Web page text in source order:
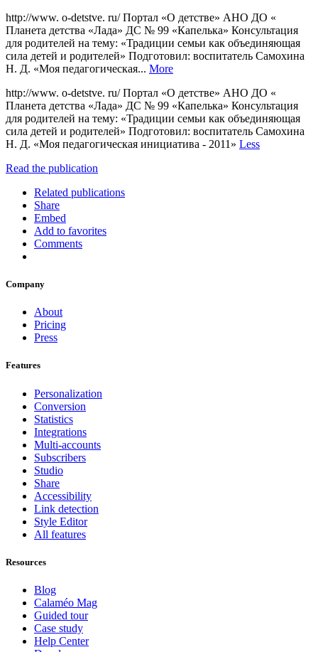
http://www. o-detstve. ru/ Портал «О детстве» АНО ДО «
Планета детства «Лада» ДС № 99 «Капелька» Консультация
для родителей на тему: «Традиции семьи как объединяющая
сила детей и родителей» Подготовил: воспитатель Самохина
Н. Д. «Моя педагогическая... More
http://www. o-detstve. ru/ Портал «О детстве» АНО ДО «
Планета детства «Лада» ДС № 99 «Капелька» Консультация
для родителей на тему: «Традиции семьи как объединяющая
сила детей и родителей» Подготовил: воспитатель Самохина
Н. Д. «Моя педагогическая инициатива - 2011» Less
Read the publication
Related publications
Share
Embed
Add to favorites
Comments
Company
About
Pricing
Press
Features
Personalization
Conversion
Statistics
Integrations
Multi-accounts
Subscribers
Studio
Share
Accessibility
Link detection
Style Editor
All features
Resources
Blog
Calaméo Mag
Guided tour
Case study
Help Center